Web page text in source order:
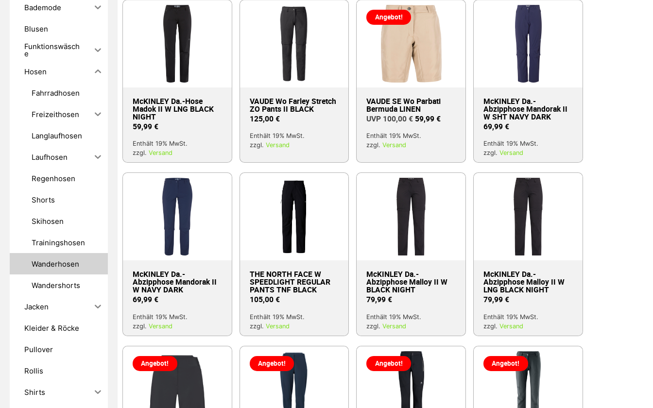
Bademode
Blusen
Funktionswäsch
e
Hosen
Fahrradhosen
Freizeithosen
Langlaufhosen
Laufhosen
Regenhosen
Shorts
Skihosen
Trainingshosen
Wanderhosen
Wandershorts
Jacken
Kleider & Röcke
Pullover
Rollis
Shirts
McKINLEY Da.-Hose
Madok II W LNG BLACK
NIGHT
59,99€
Enthält 19% MwSt.
zzgl. Versand
VAUDE Wo Farley Stretch
ZO Pants II BLACK
125,00€
Enthält 19% MwSt.
zzgl. Versand
Angebot!
VAUDE SE Wo Parbati
Bermuda LINEN
100,00€ 59,99€
Enthält 19% MwSt.
zzgl.Versand
McKINLEY Da.-
Abzipphose Mandorak II
W SHT NAVY DARK
69,99€
Enthält 19% MwSt.
zzgl. Versand
McKINLEY Da.-
Abzipphose Mandorak II
W NAVY DARK
69,99€
Enthält 19% MwSt.
zzgl. Versand
THE NORTH FACE W
SPEEDLIGHT REGULAR
PANTS TNF BLACK
105,00€
Enthält 19% MwSt.
zzgl. Versand
McKINLEY Da.-
Abzipphose Malloy II W
BLACK NIGHT
79,99€
Enthält 19% MwSt.
zzgl.Versand
McKINLEY Da.-
Abzipphose Malloy II W
LNG BLACK NIGHT
79,99€
Enthält 19% MwSt.
zzgl. Versand
Angebot! Angebot! Angebot! Angebot!